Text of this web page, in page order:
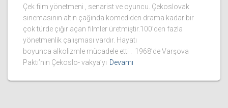
Çek film yönetmeni , senarist ve oyuncu. Çekoslovak
sinemasının altın çağında komediden drama kadar bir
çok türde çığır açan filmler üretmiştir.100’den fazla
yönetmenlik çalışması vardır. Hayatı
boyunca alkolizmle mücadele etti . 1968’de Varşova
Paktı’nın Çekoslo- vakya’yı Devamı